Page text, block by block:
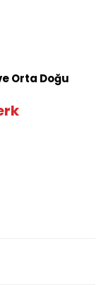
Orta Doğu